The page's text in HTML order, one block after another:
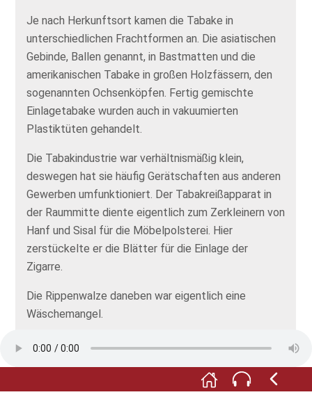
Je nach Herkunftsort kamen die Tabake in
unterschiedlichen Frachtformen an. Die asiatischen
Gebinde, Ballen genannt, in Bastmatten und die
amerikanischen Tabake in großen Holzfässern, den
sogenannten Ochsenköpfen. Fertig gemischte
Einlagetabake wurden auch in vakuumierten
Plastiktüten gehandelt.
Die Tabakindustrie war verhältnismäßig klein,
deswegen hat sie häufig Gerätschaften aus anderen
Gewerben umfunktioniert. Der Tabakreißapparat in
der Raummitte diente eigentlich zum Zerkleinern von
Hanf und Sisal für die Möbelpolsterei. Hier
zerstückelte er die Blätter für die Einlage der
Zigarre.
Die Rippenwalze daneben war eigentlich eine
Wäschemangel.
Vor der Treppe sehen Sie den hölzernen
oberen Etagen - ganz manuell, mit der Seilwinde.